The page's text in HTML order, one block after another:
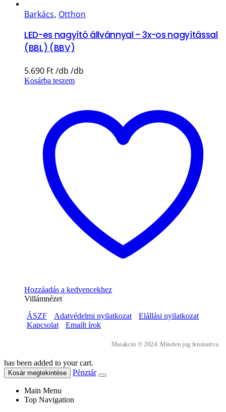
Barkács, Otthon
LED-es nagyító állvánnyal – 3x-os nagyítással
(BBL) (BBV)
5.690 Ft
Kosárba teszem
Hozzáadás a kedvencekhez
Villámnézet
ÁSZF
Adatvédelmi nyilatkozat
Elállási nyilatkozat
Kapcsolat
Emailt írok
Maiakció © 2024. Minden jog fenntartva.
has been added to your cart.
Kosár megtekintése Pénztár
Main Menu
Top Navigation